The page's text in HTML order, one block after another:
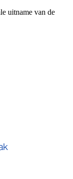
uitname van de